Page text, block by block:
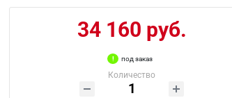
34 160 руб.
под заказ
Количество